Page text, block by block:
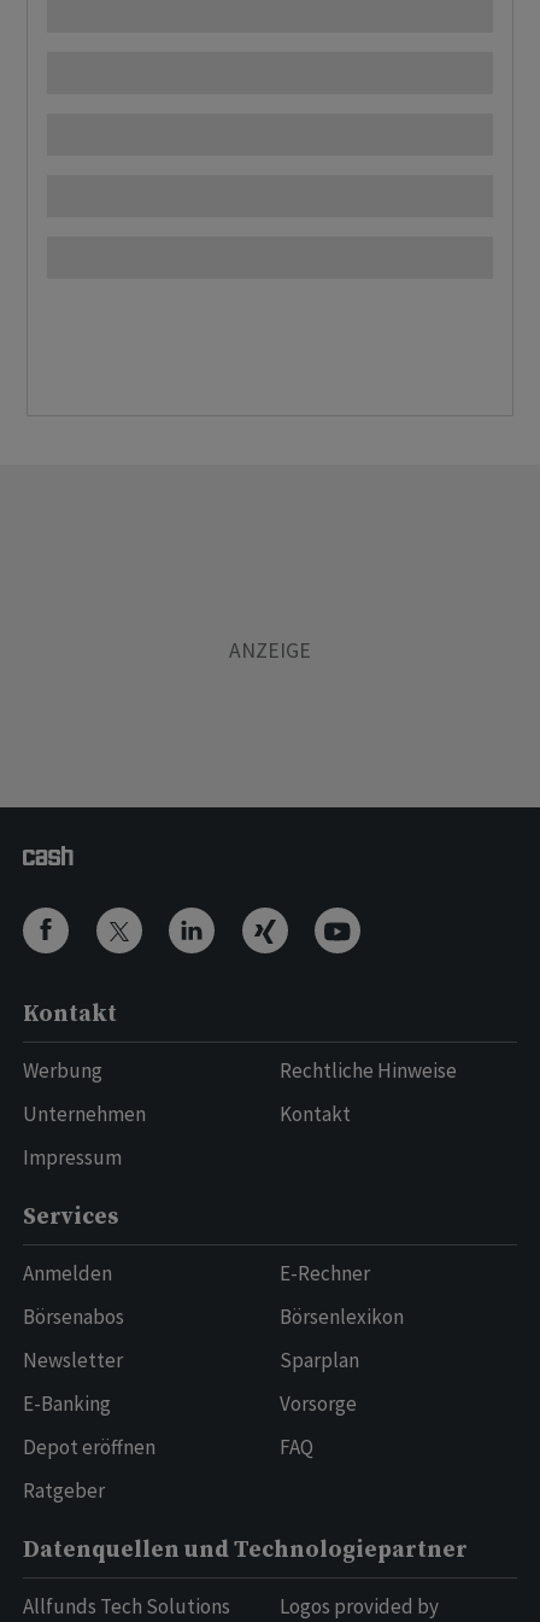
Kontakt
Werbung
Unternehmen
Impressum
Rechtliche Hinweise
Kontakt
Services
Anmelden
Börsenabos
Newsletter
E-Banking
Depot eröffnen
Ratgeber
E-Rechner
Börsenlexikon
Sparplan
Vorsorge
FAQ
Datenquellen und Technologiepartner
Allfunds Tech Solutions
Logos provided by